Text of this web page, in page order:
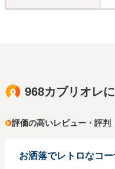
968カブリオレ
評価の高いレビュー・評判
お洒落でレトロなコ